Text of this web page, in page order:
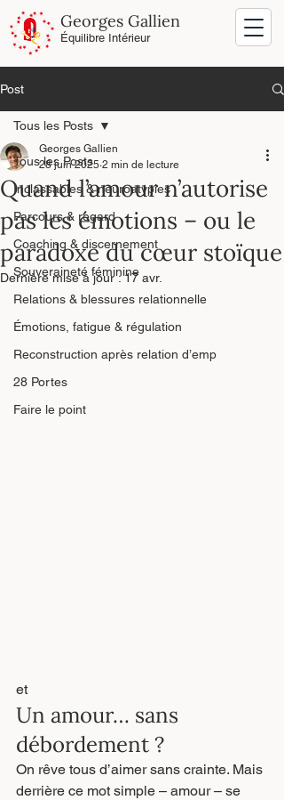
Georges Gallien
Équilibre Intérieur
Post
Tous les Posts
Inclassables & neuroatypies
Parcours & regard
Coaching & discernement
Souveraineté féminine
Relations & blessures relationnelle
Émotions, fatigue & régulation
Reconstruction après relation d’emp
28 Portes
Faire le point
Tous les Posts
Quand l’amour n’autorise
pas les émotions – ou le
paradoxe du cœur stoïque
Georges Gallien
28 juin 2025 2 min de lecture
Dernière mise à jour :17 avr.
et
Un amour… sans
débordement ?
On rêve tous d’aimer sans crainte. Mais
derrière ce mot simple – amour – se